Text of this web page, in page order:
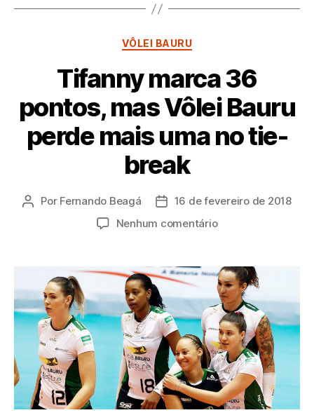
Categorias
VÔLEI BAURU
Tifanny marca 36
pontos, mas Vôlei Bauru
perde mais uma no tie-
break
Autor
Por Fernando Beagá
Data16 de fevereiro de 2018
Nenhum comentárioem
36
pontos,
mas
Vôlei
Bauru
perde
mais
uma
no
tie-